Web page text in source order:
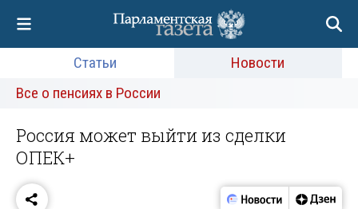
Статьи
Новости
Все о пенсиях в России
Россия может выйти из сделки
ОПЕК+